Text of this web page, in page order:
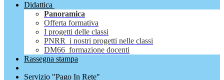
Didattica
Panoramica
Offerta formativa
I progetti delle classi
PNRR_i nostri progetti nelle classi
DM66_formazione docenti
Rassegna stampa
Servizio "Pago In Rete"